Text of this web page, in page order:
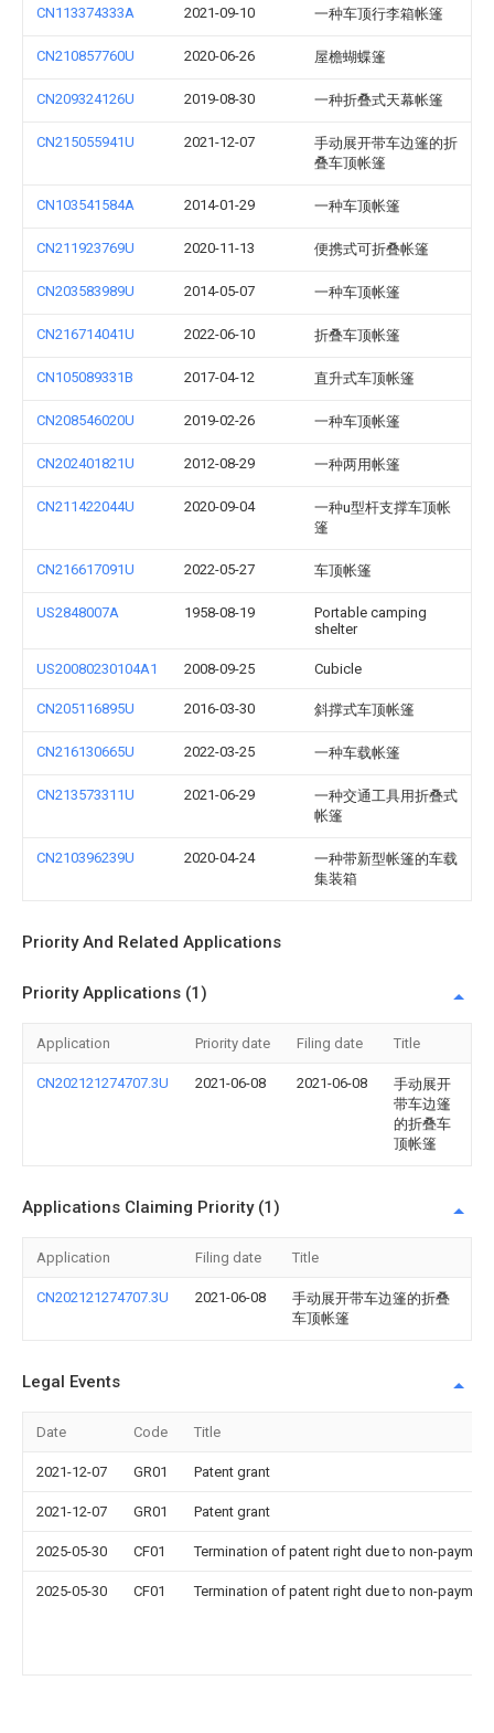
CN113374333A 2021-09-10 一种车顶行李箱帐篷
CN210857760U 2020-06-26 屋檐蝴蝶篷
CN209324126U 2019-08-30 一种折叠式天幕帐篷
CN215055941U 2021-12-07
手动展开带车边篷的折
叠车顶帐篷
CN103541584A 2014-01-29 一种车顶帐篷
CN211923769U 2020-11-13 便携式可折叠帐篷
CN203583989U 2014-05-07 一种车顶帐篷
CN216714041U 2022-06-10 折叠车顶帐篷
CN105089331B 2017-04-12 直升式车顶帐篷
CN208546020U 2019-02-26 一种车顶帐篷
CN202401821U 2012-08-29 一种两用帐篷
CN211422044U 2020-09-04
一种u型杆支撑车顶帐
篷
CN216617091U 2022-05-27 车顶帐篷
US2848007A 1958-08-19
Portable camping
shelter
US20080230104A1 2008-09-25 Cubicle
CN205116895U 2016-03-30 斜撑式车顶帐篷
CN216130665U 2022-03-25 一种车载帐篷
CN213573311U 2021-06-29
一种交通工具用折叠式
帐篷
CN210396239U 2020-04-24
一种带新型帐篷的车载
集装箱
Priority And Related Applications
Priority Applications (1)
Application Priority date Filing date Title
CN202121274707.3U 2021-06-08 2021-06-08
手动展开
带车边篷
的折叠车
顶帐篷
Applications Claiming Priority (1)
Application Filing date Title
CN202121274707.3U 2021-06-08
手动展开带车边篷的折叠
车顶帐篷
Legal Events
Date Code Title
2021-12-07 GR01 Patent grant
2021-12-07 GR01 Patent grant
2025-05-30 CF01 Termination of patent right due to non-
2025-05-30 CF01 Termination of patent right due to non-